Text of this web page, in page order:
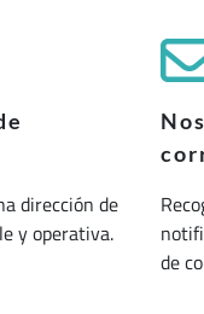
dirección de
y operativa.
de